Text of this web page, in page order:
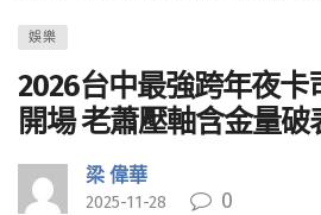
娛樂
2026台中最強跨年夜卡
開場 老蕭壓軸含金量破
梁 偉華
2025-11-28 0